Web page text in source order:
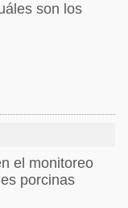
son los
el monitoreo
porcinas